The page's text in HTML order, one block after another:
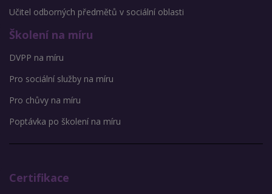
Učitel odborných předmětů v sociální oblasti
Školení na míru
DVPP na míru
Pro sociální služby na míru
Pro chůvy na míru
Poptávka po školení na míru
Certifikace